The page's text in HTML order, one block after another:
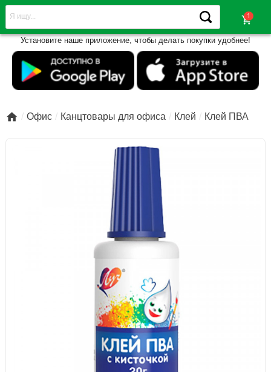
shopping_cart
Установите наше приложение, чтобы делать покупки удобнее!
 Офис Канцтовары для офиса Клей Клей ПВА